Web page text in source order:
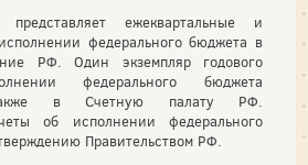
ежеквартальные и
федерального бюджета в
РФ. Один экземпляр годового
федерального бюджета
также в Счетную палату РФ.
об исполнении федерального
Правительством РФ.